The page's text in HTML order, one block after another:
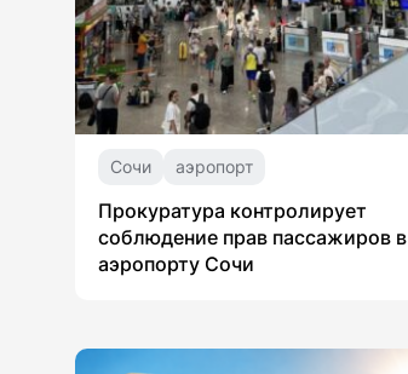
Сочи аэропорт
Прокуратура контролирует
соблюдение прав пассажиров в
аэропорту Сочи